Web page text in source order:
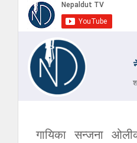
गायिका सन्जना